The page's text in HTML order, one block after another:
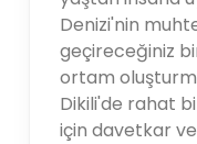
Denizi'nin
geçireceğiniz
ortam
Dikili'de rahat
için davetkar